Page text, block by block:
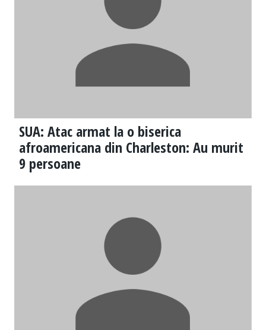
SUA: Atac armat la o biserica
afroamericana din Charleston: Au murit
9 persoane